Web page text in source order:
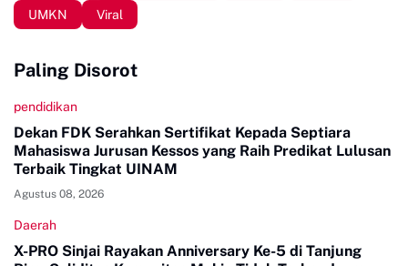
UMKN
Viral
Paling Disorot
pendidikan
Dekan FDK Serahkan Sertifikat Kepada Septiara
Mahasiswa Jurusan Kessos yang Raih Predikat Lulusan
Terbaik Tingkat UINAM
Agustus 08, 2026
Daerah
X-PRO Sinjai Rayakan Anniversary Ke-5 di Tanjung